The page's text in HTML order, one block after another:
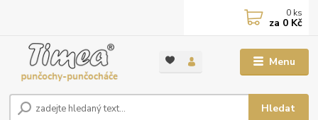
Menu
Hledat
0 ks
za 0 Kč